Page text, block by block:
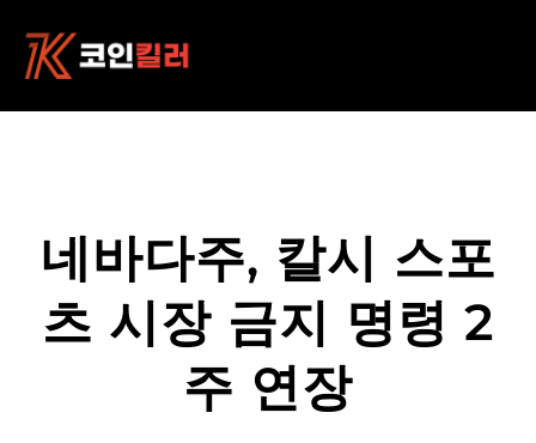
네바다주, 칼시 스포
츠 시장 금지 명령 2
주 연장